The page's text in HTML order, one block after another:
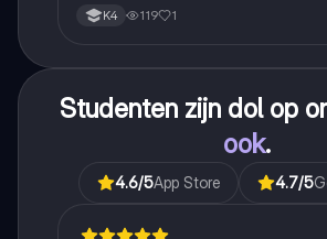
K4 119 1
Studenten zijn dol op
ook.
4.6/5App Store 4.7/5